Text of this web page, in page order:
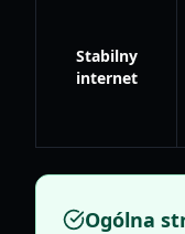
Stabilny
internet
Ogólna